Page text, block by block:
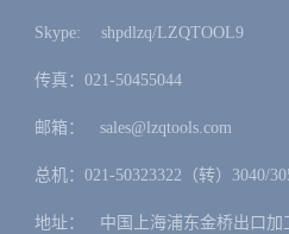
Skype: ㅤshpdlzq/LZQTOOL9
传真：021-50455044
邮箱：ㅤsales@lzqtools.com
总机：021-50323322（转）3040/
地址：ㅤ中国上海浦东金桥出口加